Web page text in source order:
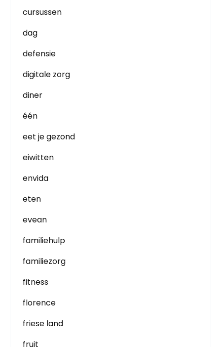
cursussen
dag
defensie
digitale zorg
diner
één
eet je gezond
eiwitten
envida
eten
evean
familiehulp
familiezorg
fitness
florence
friese land
fruit